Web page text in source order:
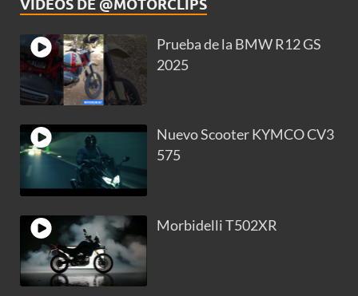
VIDEOS DE @MOTORCLIPS
Prueba de la BMW R12 GS
2025
Nuevo Scooter KYMCO CV3
575
Morbidelli T502XR